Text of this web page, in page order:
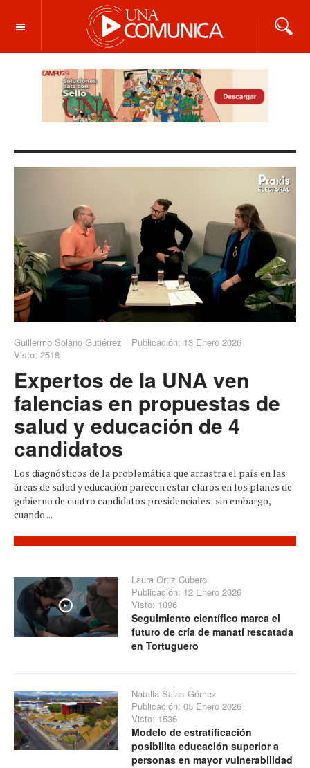
OFF CANVAS
Guillermo Solano Gutiérrez
Publicación: 13 Enero 2026
Visto: 2518
Expertos de la UNA ven
falencias en propuestas de
salud y educación de 4
candidatos
Los diagnósticos de la problemática que arrastra el país en las
áreas de salud y educación parecen estar claros en los planes de
gobierno de cuatro candidatos presidenciales; sin embargo,
cuando ...
Play
Laura Ortiz Cubero
Publicación: 12 Enero 2026
Visto: 1096
Seguimiento científico marca el
futuro de cría de manatí rescatada
en Tortuguero
Natalia Salas Gómez
Publicación: 05 Enero 2026
Visto: 1536
Modelo de estratificación
posibilita educación superior a
personas en mayor vulnerabilidad